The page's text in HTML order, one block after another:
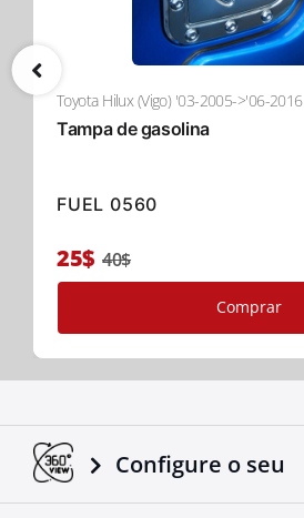
Toyota Hilux (Vigo) '03-2005->'06-2016
Tampa de gasolina
FUEL 0560
25$ 40$
Comprar
Configure o seu